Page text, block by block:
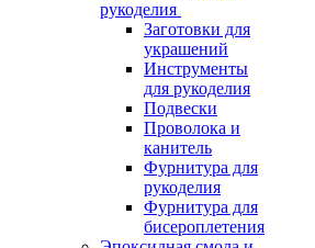
рукоделия
Заготовки для
украшений
Инструменты
для рукоделия
Подвески
Проволока и
канитель
Фурнитура для
рукоделия
Фурнитура для
бисероплетения